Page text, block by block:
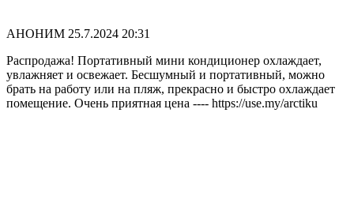
АНОНИМ 25.7.2024 20:31
Распродажа! Портативный мини кондиционер охлаждает,
увлажняет и освежает. Бесшумный и портативный, можно
брать на работу или на пляж, прекрасно и быстро охлаждает
помещение. Очень приятная цена ---- https://use.my/arctiku